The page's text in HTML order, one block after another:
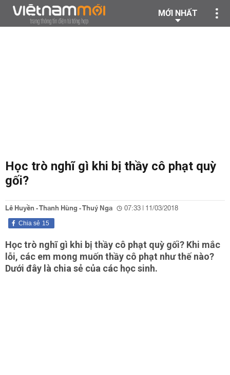
MỚI NHẤT
Học trò nghĩ gì khi bị thầy cô phạt quỳ
gối?
Lê Huyền - Thanh Hùng - Thuý Nga 07:33 | 11/03/2018
15
Chia sẻ
Học trò nghĩ gì khi bị thầy cô phạt quỳ gối? Khi mắc
lỗi, các em mong muốn thầy cô phạt như thế nào?
Dưới đây là chia sẻ của các học sinh.